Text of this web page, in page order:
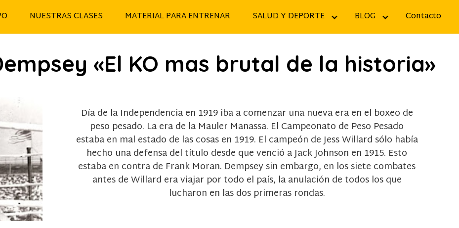
NUESTRAS CLASES MATERIAL PARA ENTRENAR SALUD Y DEPORTE BLOG Contacto
«El KO mas brutal de la historia»
Día de la Independencia en 1919 iba a comenzar una nueva era en el boxeo de
peso pesado. La era de la Mauler Manassa. El Campeonato de Peso Pesado
estaba en mal estado de las cosas en 1919. El campeón de Jess Willard sólo había
hecho una defensa del título desde que venció a Jack Johnson en 1915. Esto
estaba en contra de Frank Moran. Dempsey sin embargo, en los siete combates
antes de Willard era viajar por todo el país, la anulación de todos los que
lucharon en las dos primeras rondas.